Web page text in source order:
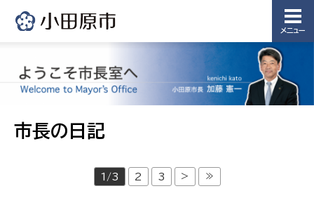
メニュー
市長の日記
1/3 2 3 > ≫